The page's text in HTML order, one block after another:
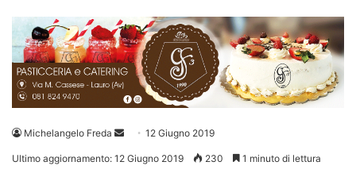
Michelangelo Freda
Invia 12 Giugno 2019
Ultimo aggiornamento: 12 Giugno 2019 230 1 minuto di lettura